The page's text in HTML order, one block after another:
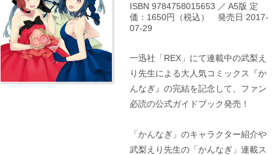
ISBN 9784758015653 ／ A5版 定
価：1650円（税込） 発売日 2017-
07-29
一迅社「REX」にて連載中の武梨え
り先生による大人気コミックス『か
んなぎ』の完結を記念して、ファン
必読の公式ガイドブック発売！
「かんなぎ」のキャラクター紹介や
武梨えり先生の「かんなぎ」連載ス